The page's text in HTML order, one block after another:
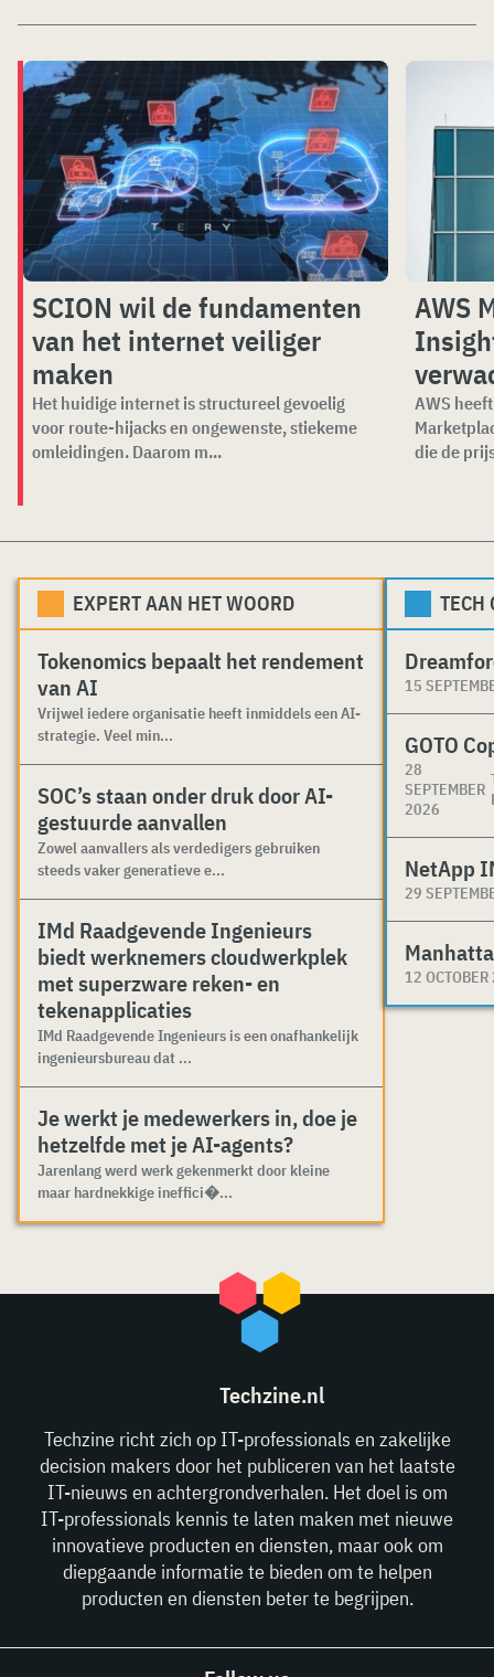
SCION wil de fundamenten
van het internet veiliger
maken
Het huidige internet is structureel gevoelig
voor route-hijacks en ongewenste, stiekeme
omleidingen. Daarom m...
AWS
AWS
die de
EXPERT AAN HET WOORD
Tokenomics bepaalt het rendement
van AI
Vrijwel iedere organisatie heeft inmiddels een AI-
strategie. Veel min...
SOC’s staan onder druk door AI-
gestuurde aanvallen
Zowel aanvallers als verdedigers gebruiken
steeds vaker generatieve e...
IMd Raadgevende Ingenieurs
biedt werknemers cloudwerkplek
met superzware reken- en
tekenapplicaties
IMd Raadgevende Ingenieurs is een onafhankelijk
ingenieursbureau dat ...
Je werkt je medewerkers in, doe je
hetzelfde met je AI-agents?
Jarenlang werd werk gekenmerkt door kleine
maar hardnekkige ineffici�...
TECH
15
GOTO
28
SEPTEMBER
2026
NetApp
29
12
Techzine.nl
Techzine richt zich op IT-professionals en zakelijke
decision makers door het publiceren van het laatste
IT-nieuws en achtergrondverhalen. Het doel is om
IT-professionals kennis te laten maken met nieuwe
innovatieve producten en diensten, maar ook om
diepgaande informatie te bieden om te helpen
producten en diensten beter te begrijpen.